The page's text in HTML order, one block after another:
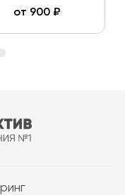
от 900₽